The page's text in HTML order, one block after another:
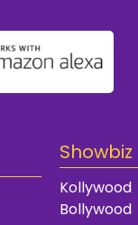
Showbiz
Kollywood
Bollywood